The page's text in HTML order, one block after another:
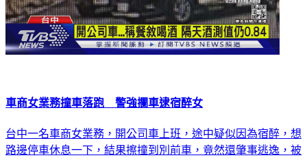
車商女業務撞車落跑 警強攔車逮宿醉女
台中一名車商女業務，開公司車上班，途中疑似因為宿醉，想
路邊停車休息一下，結果擦撞到別前車，竟然還肇事逃逸，被